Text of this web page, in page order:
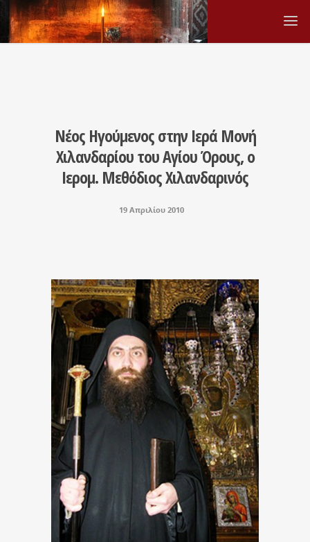
Νέος Ηγούμενος στην Ιερά Μονή
Χιλανδαρίου του Αγίου Όρους, ο
Ιερομ. Μεθόδιος Χιλανδαρινός
19 Απριλίου 2010